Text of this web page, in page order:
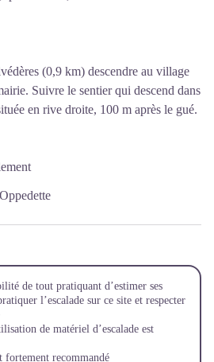
(0,9 km) descendre au village
Suivre le sentier qui descend dans
en rive droite, 100 m après le gué.
Oppedette
de tout pratiquant d’estimer ses
l’escalade sur ce site et respecter
de matériel d’escalade est
fortement recommandé